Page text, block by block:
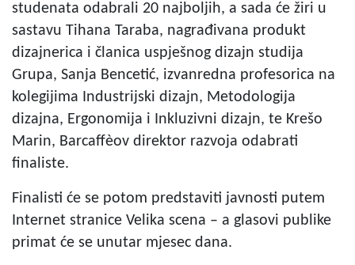
studenata odabrali 20 najboljih, a sada će žiri u
sastavu Tihana Taraba, nagrađivana produkt
dizajnerica i članica uspješnog dizajn studija
Grupa, Sanja Bencetić, izvanredna profesorica na
kolegijima Industrijski dizajn, Metodologija
dizajna, Ergonomija i Inkluzivni dizajn, te Krešo
Marin, Barcaffèov direktor razvoja odabrati
finaliste.
Finalisti će se potom predstaviti javnosti putem
Internet stranice Velika scena – a glasovi publike
primat će se unutar mjesec dana.